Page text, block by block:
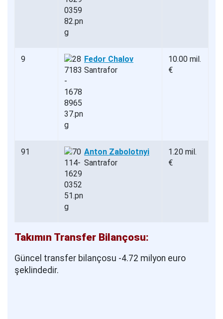
9
Fedor Chalov
Santrafor
10.00 mil.
€
91
Anton Zabolotnyi
Santrafor
1.20 mil.
€
Takımın Transfer Bilançosu:
Güncel transfer bilançosu -4.72 milyon euro
şeklindedir.